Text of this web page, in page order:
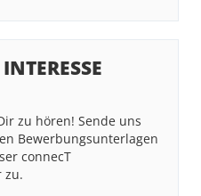
zu hören! Sende uns
Bewerbungsunterlagen
connecT
zu.